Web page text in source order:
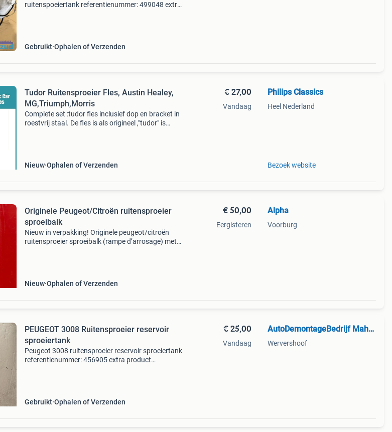
ruitenspoeiertank referentienummer: 499048 extra
Gebruikt Ophalen of Verzenden
Tudor Ruitensproeier Fles, Austin Healey,
MG,Triumph,Morris
Complete set :tudor fles inclusief dop en bracket in
roestvrij staal. De fles is als origineel ,"tudor" is
Nieuw Ophalen of Verzenden
€ 27,00
Vandaag
Philips Classics
Heel Nederland
Bezoek website
Originele Peugeot/Citroën ruitensproeier
sproeibalk
Nieuw in verpakking! Originele peugeot/citroën
ruitensproeier sproeibalk (rampe d’arrosage) met
Nieuw Ophalen of Verzenden
€ 50,00
Eergisteren
Alpha
Voorburg
PEUGEOT 3008 Ruitensproeier reservoir
sproeiertank
Peugeot 3008 ruitensproeier reservoir sproeiertank
referentienummer: 456905 extra product
Gebruikt Ophalen of Verzenden
€ 25,00
Vandaag
AutoDemontageBedrijf Mahzud
Wervershoof